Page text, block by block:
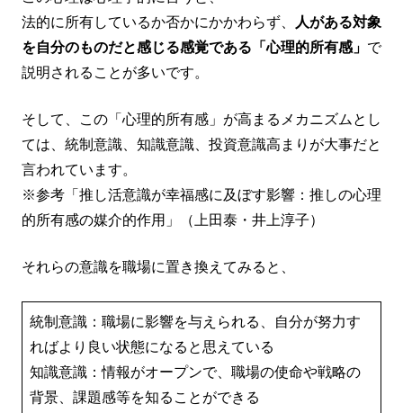
法的に所有しているか否かにかかわらず、
人がある対象
を自分のものだと感じる感覚である「心理的所有感」 で
説明されることが多いです。
そして、この「心理的所有感」が高まるメカニズムとし
ては、統制意識、知識意識、投資意識高まりが大事だと
言われています。
※参考「推し活意識が幸福感に及ぼす影響：推しの心理
的所有感の媒介的作用」（上田泰・井上淳子）
それらの意識を職場に置き換えてみると、
統制意識：職場に影響を与えられる、自分が努力す
ればより良い状態になると思えている
知識意識：情報がオープンで、職場の使命や戦略の
背景、課題感等を知ることができる